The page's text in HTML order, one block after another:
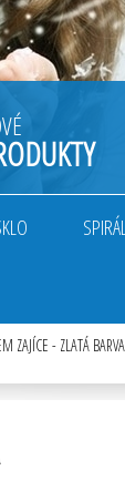
ZAJÍCE - ZLATÁ BARVA